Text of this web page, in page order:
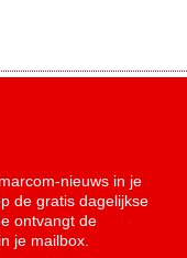
nieuws in je
de gratis dagelijkse
ontvangt de
je mailbox.